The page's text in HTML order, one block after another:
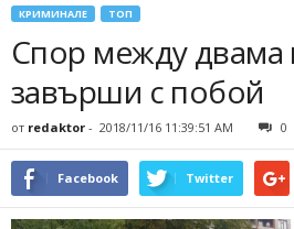
КРИМИНАЛЕ ТОП
Спор между
завърши с побой
от redaktor - 2018/11/16 11:39:51 AM 0
Facebook Twitter